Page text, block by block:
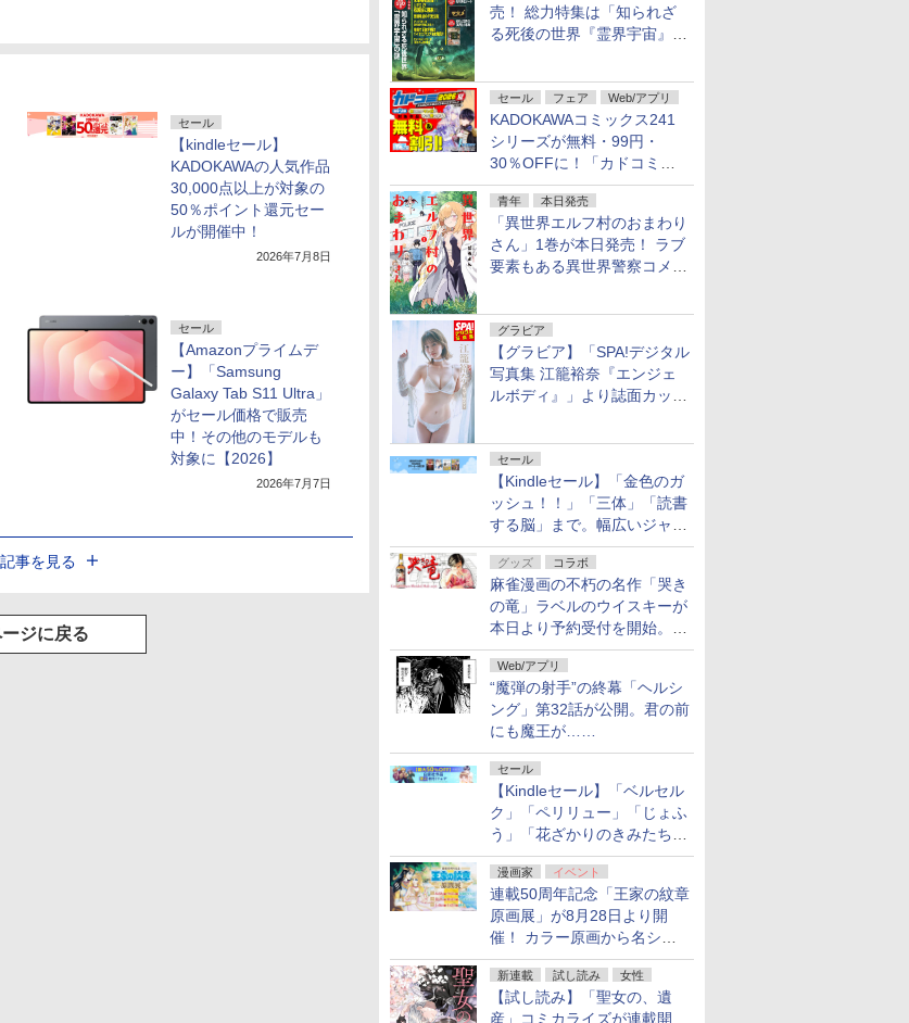
売！ 総力特集は「知られざ
る死後の世界『霊界宇宙』の
セール フェア Web/アプリ
KADOKAWAコミックス241
シリーズが無料・99円・
30％OFFに！「カドコミフ
ェア 2026」第2弾が開催中！
青年 本日発売
「異世界エルフ村のおまわり
さん」1巻が本日発売！ ラブ
要素もある異世界警察コメデ
グラビア
【グラビア】「SPA!デジタル
写真集 江籠裕奈『エンジェ
ルボディ』」より誌面カット
セール
【Kindleセール】「金色のガ
ッシュ！！」「三体」「読書
する脳」まで。幅広いジャン
ルの電子書籍が最大65％オ
フ！「Kindle本サマーセー
ル」第2弾が開催中！
グッズ コラボ
麻雀漫画の不朽の名作「哭き
の竜」ラベルのウイスキーが
本日より予約受付を開始。8
月16日まで
Web/アプリ
“魔弾の射手”の終幕「ヘルシ
ング」第32話が公開。君の前
にも魔王が……
セール
【Kindleセール】「ベルセル
ク」「ペリリュー」「じょふ
う」「花ざかりのきみたち
へ」などが最大50％オフ！
「白泉社 夏の大割引セー
ル」が開催中！
漫画家 イベント
連載50周年記念「王家の紋章
原画展」が8月28日より開
催！ カラー原画から名シー
ンの原稿まで
新連載 試し読み 女性
【試し読み】「聖女の、遺
産」コミカライズが連載開
セール
【kindleセール】
KADOKAWAの人気作品
30,000点以上が対象の
50％ポイント還元セー
ルが開催中！
2026年7月8日
セール
【Amazonプライムデ
ー】「Samsung
Galaxy Tab S11 Ultra」
がセール価格で販売
中！その他のモデルも
対象に【2026】
2026年7月7日
事を見る
ージに戻る